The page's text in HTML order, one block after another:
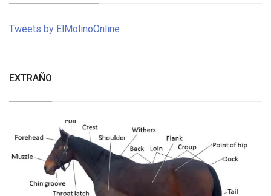
Tweets by ElMolinoOnline
EXTRAÑO